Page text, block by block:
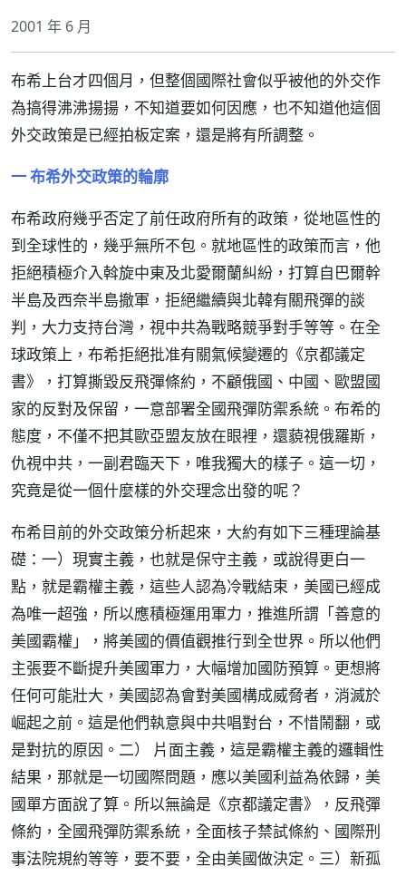
2001 年 6 月
布希上台才四個月，但整個國際社會似乎被他的外交作
為搞得沸沸揚揚，不知道要如何因應，也不知道他這個
外交政策是已經拍板定案，還是將有所調整。
一 布希外交政策的輪廓
布希政府幾乎否定了前任政府所有的政策，從地區性的
到全球性的，幾乎無所不包。就地區性的政策而言，他
拒絕積極介入斡旋中東及北愛爾蘭糾紛，打算自巴爾幹
半島及西奈半島撤軍，拒絕繼續與北韓有關飛彈的談
判，大力支持台灣，視中共為戰略競爭對手等等。在全
球政策上，布希拒絕批准有關氣候變遷的《京都議定
書》，打算撕毀反飛彈條約，不顧俄國、中國、歐盟國
家的反對及保留，一意部署全國飛彈防禦系統。布希的
態度，不僅不把其歐亞盟友放在眼裡，還藐視俄羅斯，
仇視中共，一副君臨天下，唯我獨大的樣子。這一切，
究竟是從一個什麼樣的外交理念出發的呢？
布希目前的外交政策分析起來，大約有如下三種理論基
礎：一）現實主義，也就是保守主義，或說得更白一
點，就是霸權主義，這些人認為冷戰結束，美國已經成
為唯一超強，所以應積極運用軍力，推進所謂「善意的
美國霸權」，將美國的價值觀推行到全世界。所以他們
主張要不斷提升美國軍力，大幅增加國防預算。更想將
任何可能壯大，美國認為會對美國構成威脅者，消滅於
崛起之前。這是他們執意與中共唱對台，不惜鬧翻，或
是對抗的原因。二） 片面主義，這是霸權主義的邏輯性
結果，那就是一切國際問題，應以美國利益為依歸，美
國單方面說了算。所以無論是《京都議定書》，反飛彈
條約，全國飛彈防禦系統，全面核子禁試條約、國際刑
事法院規約等等，要不要，全由美國做決定。三）新孤